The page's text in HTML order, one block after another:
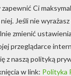
Ci
Jeśli nie
zmienić
przeglądarce
z naszą polityką
w link: Polityka